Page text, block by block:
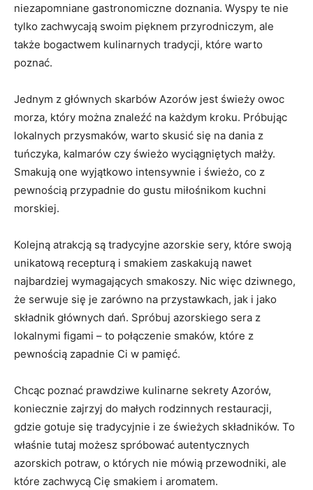
niezapomniane gastronomiczne doznania. Wyspy te nie
tylko zachwycają swoim pięknem przyrodniczym, ale
także bogactwem kulinarnych tradycji, które warto
poznać.
Jednym z głównych skarbów Azorów jest świeży owoc
morza, który można znaleźć na każdym kroku. Próbując
lokalnych przysmaków, warto skusić się na dania z
tuńczyka, kalmarów czy świeżo wyciągniętych małży.
Smakują one wyjątkowo intensywnie i świeżo, co z
pewnością przypadnie do gustu miłośnikom kuchni
morskiej.
Kolejną atrakcją są tradycyjne azorskie sery, które swoją
unikatową recepturą i smakiem zaskakują nawet
najbardziej wymagających smakoszy. Nic więc dziwnego,
że serwuje się je zarówno na przystawkach, jak i jako
składnik głównych dań. Spróbuj azorskiego sera z
lokalnymi figami – to połączenie smaków, które z
pewnością zapadnie Ci w pamięć.
Chcąc poznać prawdziwe kulinarne sekrety Azorów,
koniecznie zajrzyj do małych rodzinnych restauracji,
gdzie gotuje się tradycyjnie i ze świeżych składników. To
właśnie tutaj możesz spróbować autentycznych
azorskich potraw, o których nie mówią przewodniki, ale
które zachwycą Cię smakiem i aromatem.